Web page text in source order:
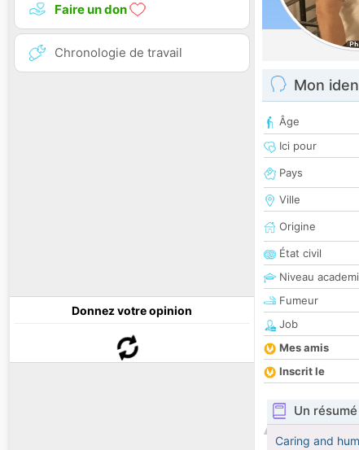
Faire un don
Chronologie de travail
Donnez votre opinion
Mon
Âge
Ici pour
Pays
Ville
Origine
État civil
Niveau
Fumeur
Job
Mes amis
Inscrit le
Un
Caring and